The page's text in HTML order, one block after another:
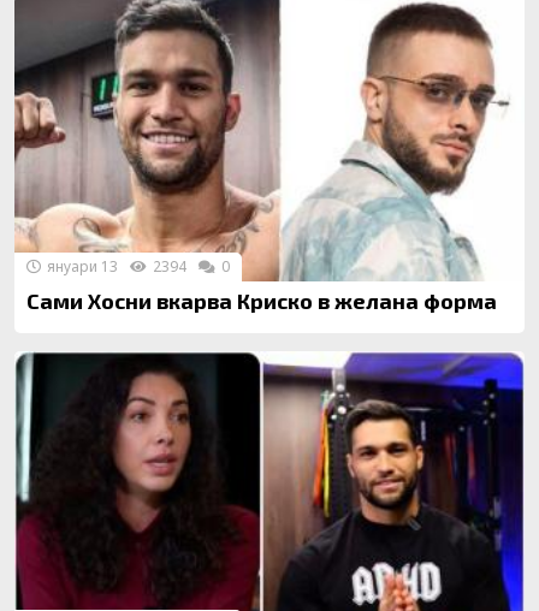
Сами Хосни вкарва Криско в желана форма
януари 13 2394 0